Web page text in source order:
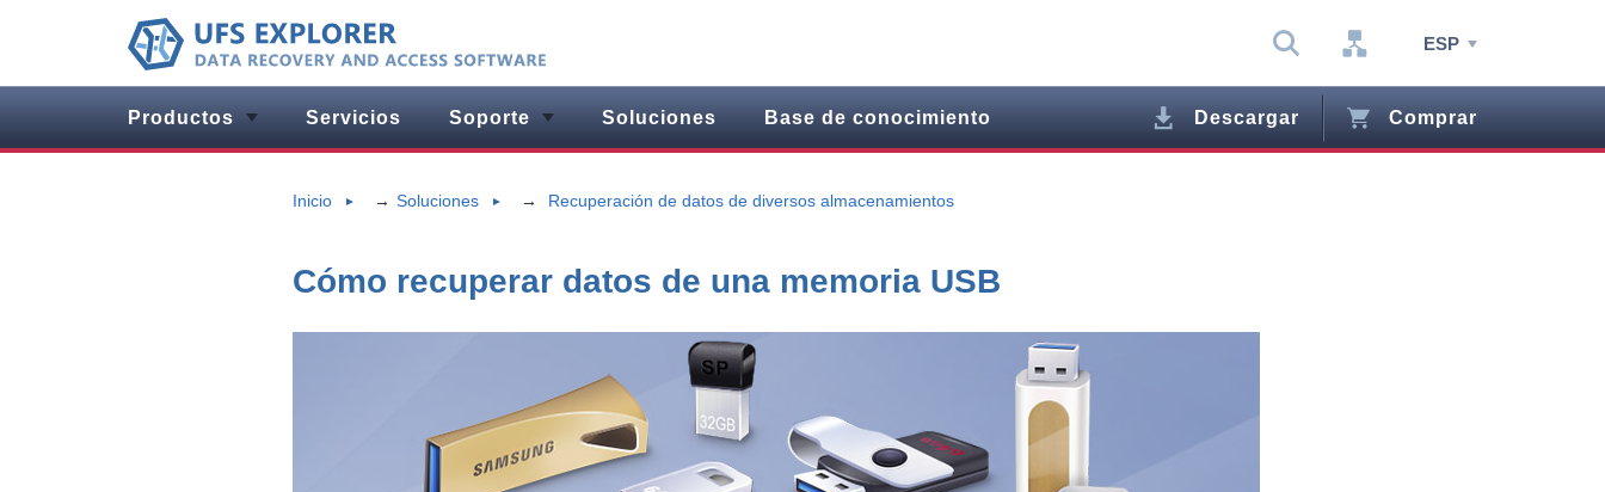
ESP
Productos Servicios Soporte Soluciones Base de conocimiento Descargar Comprar
Inicio ► Soluciones ► Recuperación de datos de diversos almacenamientos
Cómo recuperar datos de una memoria USB